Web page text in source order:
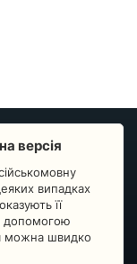
изменений
версія
випадках
її
допомогою
можна швидко